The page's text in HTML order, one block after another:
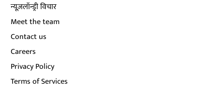
न्यूज़लॉन्ड्री विचार
Meet the team
Contact us
Careers
Privacy Policy
Terms of Services